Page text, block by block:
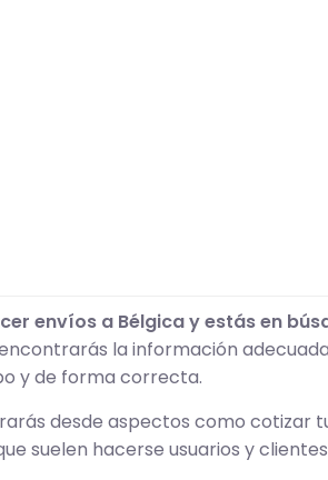
envíos a Bélgica y estás en
la información
y de forma correcta.
desde aspectos como cotizar
suelen hacerse usuarios y